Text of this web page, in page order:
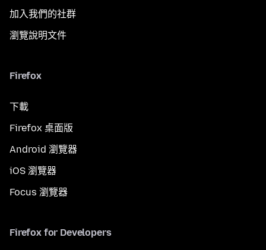
加入我們的社群
瀏覽說明文件
Firefox
下載
Firefox 桌面版
Android 瀏覽器
iOS 瀏覽器
Focus 瀏覽器
Firefox for Developers